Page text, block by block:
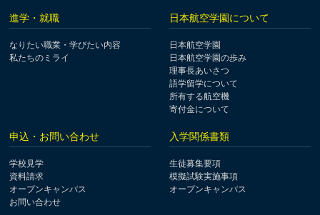
進学・就職
なりたい職業・学びたい内容
私たちのミライ
日本航空学園について
日本航空学園
日本航空学園の歩み
理事長あいさつ
語学留学について
所有する航空機
寄付金について
申込・お問い合わせ
学校見学
資料請求
オープンキャンパス
お問い合わせ
入学関係書類
生徒募集要項
模擬試験実施事項
オープンキャンパス